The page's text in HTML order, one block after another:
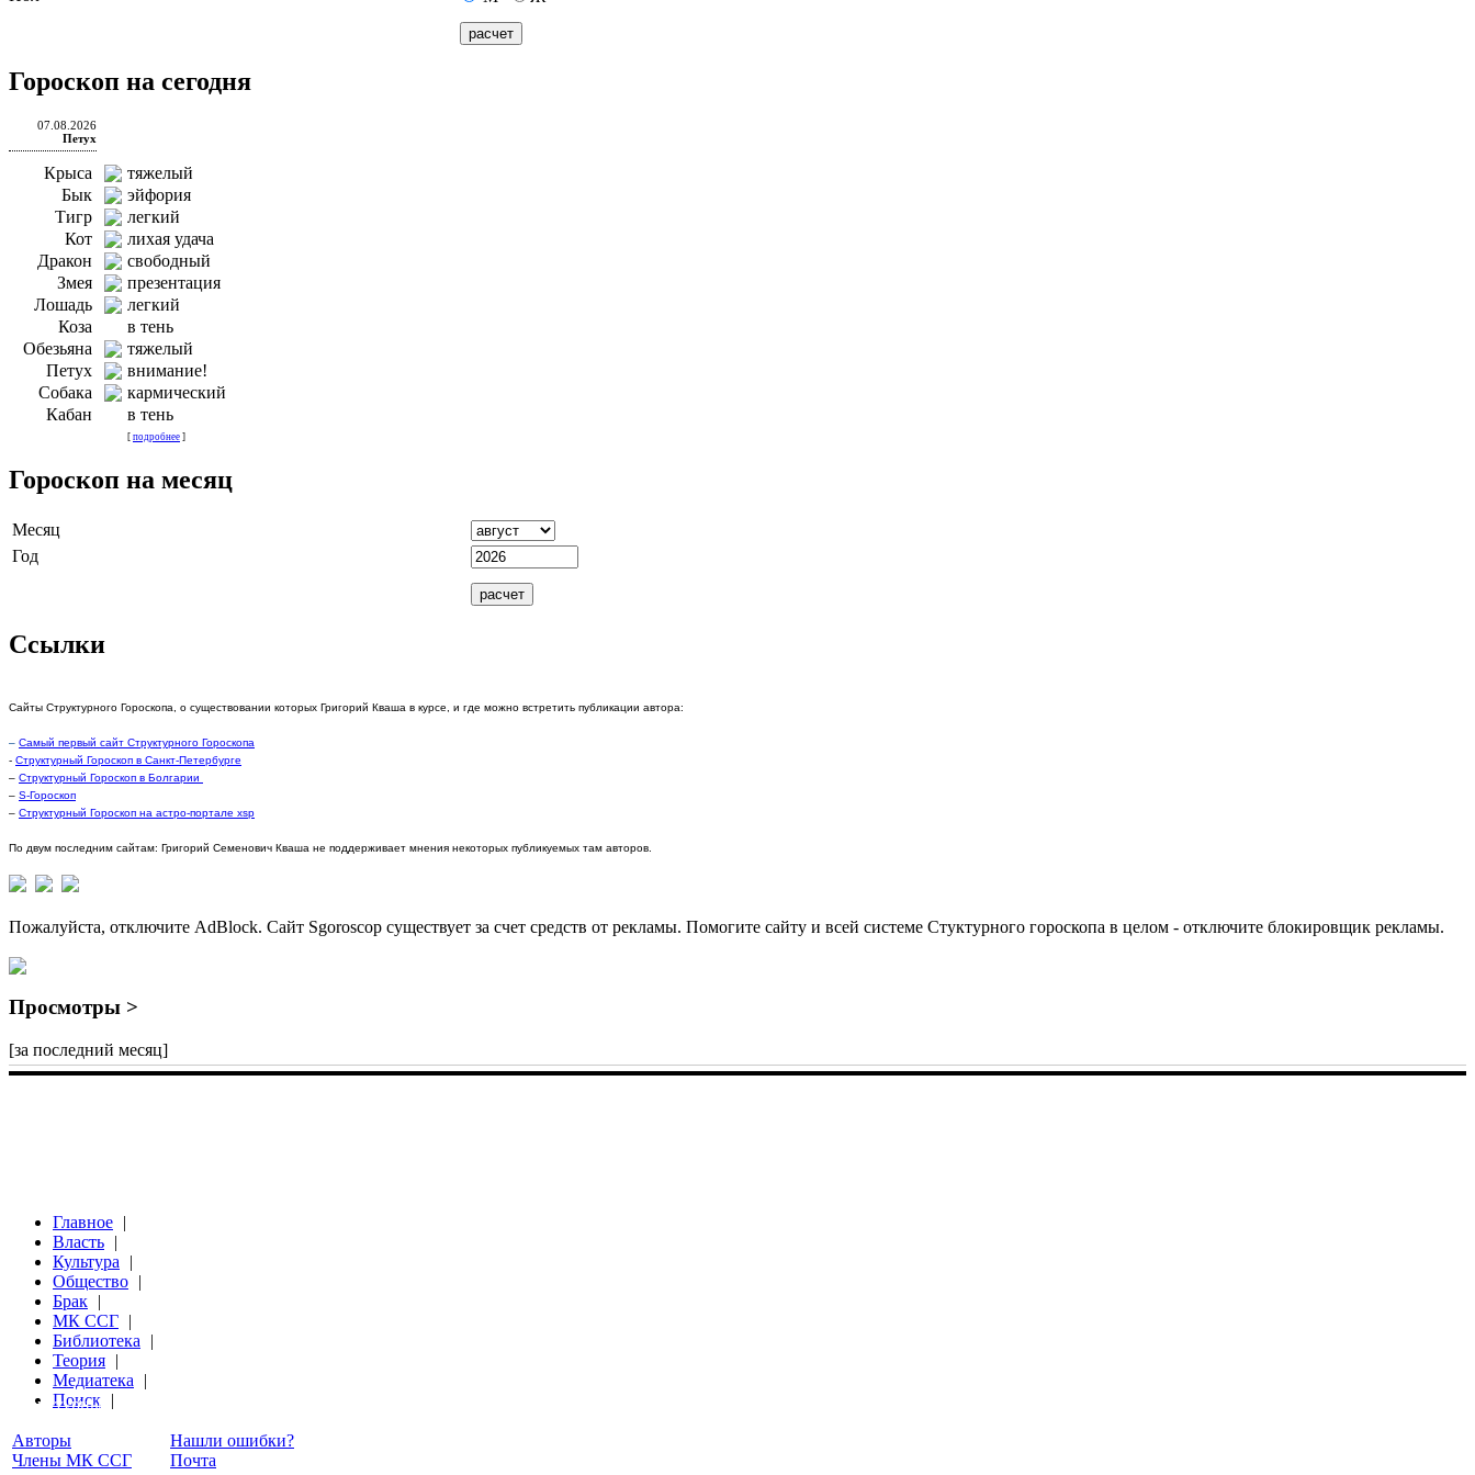
Гороскоп на сегодня
07.08.2026
Петух
Крыса
тяжелый
Бык
эйфория
Тигр
легкий
Кот
лихая удача
Дракон
свободный
Змея
презентация
Лошадь
легкий
Коза
в тень
Обезьяна
тяжелый
Петух
внимание!
Собака
кармический
Кабан
в тень
[ подробнее ]
Гороскоп на месяц
Месяц
Год
Ссылки
Сайты Структурного Гороскопа, о существовании которых Григорий Кваша в курсе, и где можно встретить публикации автора:
– Самый первый сайт Структурного Гороскопа
- Структурный Гороскоп в Санкт-Петербурге
– Структурный Гороскоп в Болгарии
– S-Гороскоп
– Структурный Гороскоп на астро-портале xsp
По двум последним сайтам: Григорий Семенович Кваша не поддерживает мнения некоторых публикуемых там авторов.
Пожалуйста, отключите AdBlock. Сайт Sgoroscop существует за счет средств от рекламы. Помогите сайту и всей системе Стуктурного гороскопа в целом - отключите блокировщик рекламы.
Просмотры >
[за последний месяц]
Главное |
Власть |
Культура
|
Общество |
Брак |
МК ССГ |
Библиотека
|
Теория |
Медиатека
|
Поиск |
Структурный Гороскоп
Авторы
Члены МК ССГ
Нашли ошибки?
Почта